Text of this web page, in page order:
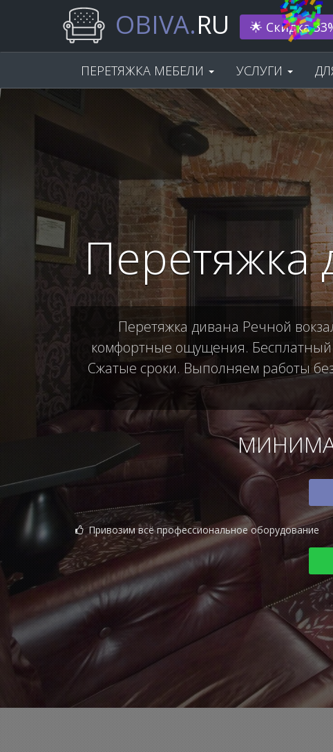
OBIVA.RU Нам 33
ПЕРЕТЯЖКА МЕБЕЛИ УСЛУГИ
Перетяжка
Перетяжка дивана Речной
комфортные ощущения. Бесплатный
Сжатые сроки. Выполняем работы
Привозим всё профессиональное оборудование